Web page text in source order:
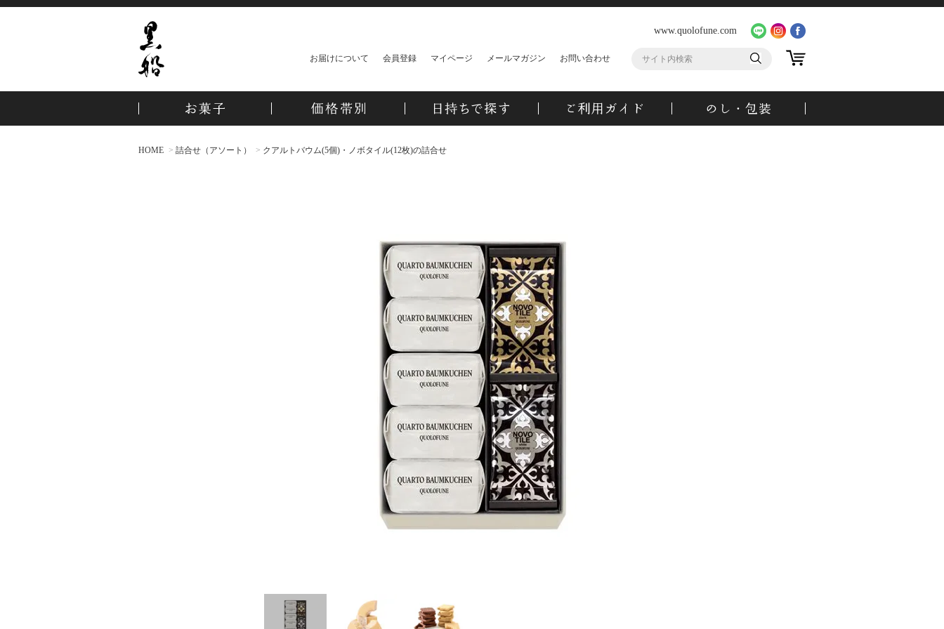
www.quolofune.com
お届けについて 会員登録 マイページ メールマガジン お問い合わせ
HOME 詰合せ（アソート） クアルトバウム(5個)・ノボタイル(12枚)の詰合せ